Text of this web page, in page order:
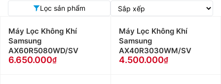
Lọc sản phẩm
Máy Lọc Không Khí
Samsung
AX60R5080WD/SV
6.650.000
Máy Lọc Không Khí
Samsung
AX40R3030WM/SV
4.500.000